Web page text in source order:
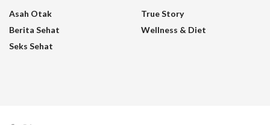
Asah Otak
Berita Sehat
Seks Sehat
True Story
Wellness & Diet